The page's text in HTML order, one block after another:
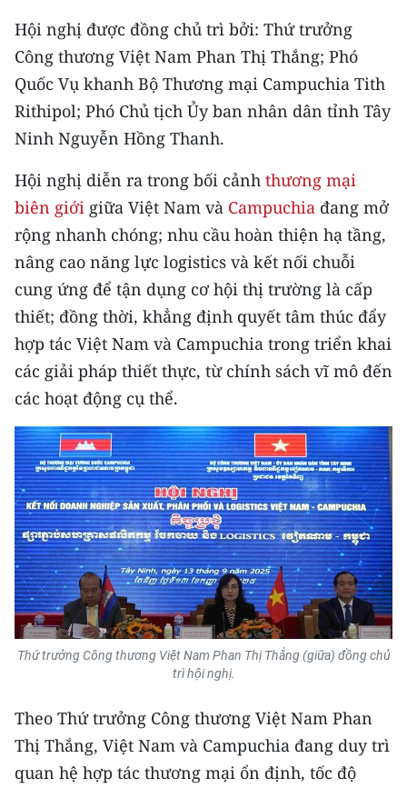
BẠN ĐỌC
KIỂM CHỨNG THÔNG TIN
TRI THỨC CHUYÊN SÂU
54 DÂN TỘC VIỆT NAM
CHƯƠNG TRÌNH OCOP - MỖI XÃ
MỘT SẢN PHẨM
RADIO
MEDIA CENTER
E-Magazine
Video
Media Chính trị
Media Kinh tế
Media Văn hóa
Media Xã hội
Media Pháp luật
Media Du lịch
Media Thể thao
Media Giáo dục
Hội nghị được đồng chủ trì bởi: Thứ trưởng
Công thương Việt Nam Phan Thị Thắng; Phó
Quốc Vụ khanh Bộ Thương mại Campuchia Tith
Rithipol; Phó Chủ tịch Ủy ban nhân dân tỉnh Tây
Ninh Nguyễn Hồng Thanh.
Hội nghị diễn ra trong bối cảnh thương mại
biên giới giữa Việt Nam và Campuchia đang mở
rộng nhanh chóng; nhu cầu hoàn thiện hạ tầng,
nâng cao năng lực logistics và kết nối chuỗi
cung ứng để tận dụng cơ hội thị trường là cấp
thiết; đồng thời, khẳng định quyết tâm thúc đẩy
hợp tác Việt Nam và Campuchia trong triển khai
các giải pháp thiết thực, từ chính sách vĩ mô đến
các hoạt động cụ thể.
Thứ trưởng Công thương Việt Nam Phan Thị Thắng (giữa) đồng chủ
trì hội nghị.
Theo Thứ trưởng Công thương Việt Nam Phan
Thị Thắng, Việt Nam và Campuchia đang duy trì
quan hệ hợp tác thương mại ổn định, tốc độ